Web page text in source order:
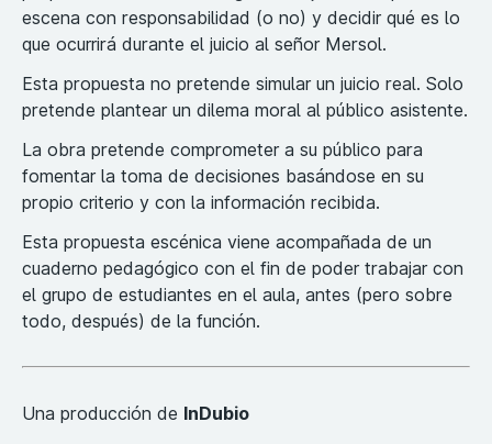
escena con responsabilidad (o no) y decidir qué es lo
que ocurrirá durante el juicio al señor Mersol.
Esta propuesta no pretende simular un juicio real. Solo
pretende plantear un dilema moral al público asistente.
La obra pretende comprometer a su público para
fomentar la toma de decisiones basándose en su
propio criterio y con la información recibida.
Esta propuesta escénica viene acompañada de un
cuaderno pedagógico con el fin de poder trabajar con
el grupo de estudiantes en el aula, antes (pero sobre
todo, después) de la función.
Una producción de InDubio